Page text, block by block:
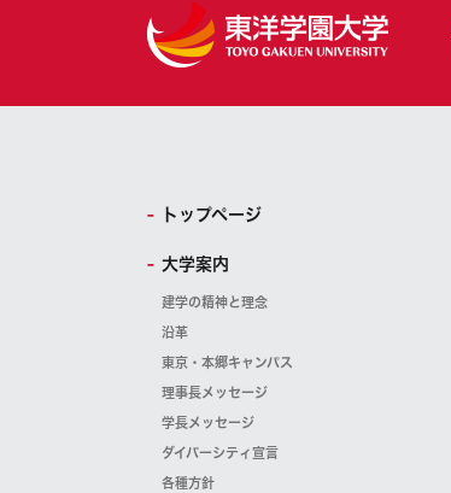
トップページ
大学案内
建学の精神と理念
沿革
東京・本郷キャンパス
理事長メッセージ
学長メッセージ
ダイバーシティ宣言
各種方針